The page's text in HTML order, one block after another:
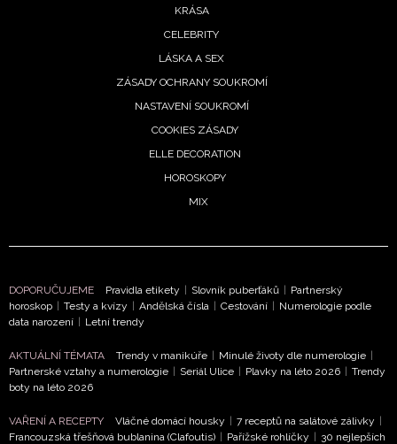
KRÁSA
CELEBRITY
LÁSKA A SEX
ZÁSADY OCHRANY SOUKROMÍ
NASTAVENÍ SOUKROMÍ
COOKIES ZÁSADY
ELLE DECORATION
HOROSKOPY
MIX
DOPORUČUJEME Pravidla etikety | Slovník puberťáků | Partnerský
horoskop | Testy a kvízy | Andělská čísla | Cestování | Numerologie podle
data narození | Letní trendy
AKTUÁLNÍ TÉMATA Trendy v manikúře | Minulé životy dle numerologie |
Partnerské vztahy a numerologie | Seriál Ulice | Plavky na léto 2026 | Trendy
boty na léto 2026
VAŘENÍ A RECEPTY Vláčné domácí housky | 7 receptů na salátové zálivky |
Francouzská třešňová bublanina (Clafoutis) | Pařížské rohlíčky | 30 nejlepších